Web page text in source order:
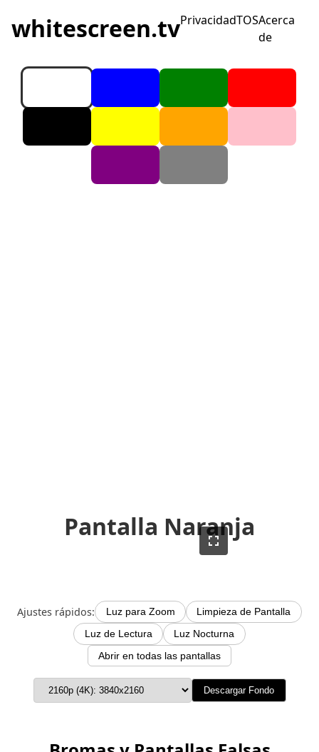
whitescreen.tvPrivacidadTOSAcerca
de
Pantalla Naranja
Ajustes rápidos: Luz para Zoom
Limpieza de Pantalla
Luz de Lectura
Luz Nocturna
Abrir en todas las pantallas
Descargar Fondo